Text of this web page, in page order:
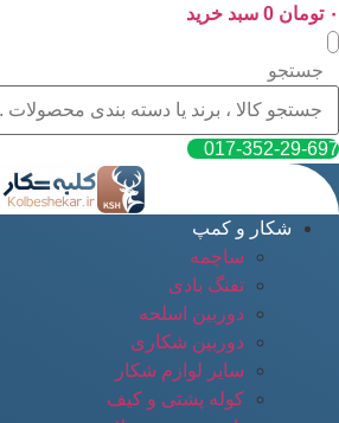
پرش
به
محتوا
۰ تومان 0 سبد خرید
جستجو
017-352-29-697
شکار و کمپ
ساچمه
تفنگ بادی
دوربین اسلحه
دوربین شکاری
سایر لوازم شکار
کوله پشتی و کیف